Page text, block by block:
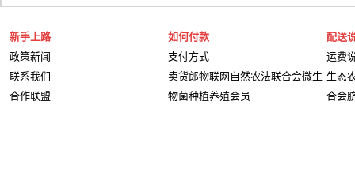
新手上路
政策新闻
联系我们
合作联盟
如何付款
支付方式
卖货郎物联网自然农法联合会微生
物菌种植养殖会员
配送
运费
生态
合会